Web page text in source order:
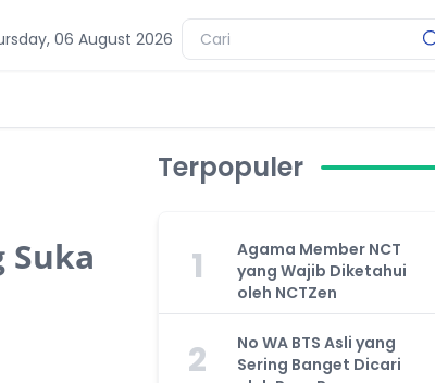
06 August 2026
Suka
Terpopuler
1
Agama Member NCT
yang Wajib Diketahui
oleh NCTZen
2
No WA BTS Asli yang
Sering Banget Dicari